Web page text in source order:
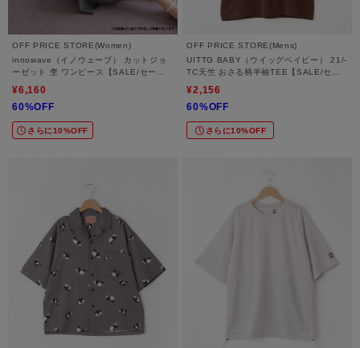
OFF PRICE STORE(Women)
innowave（イノウェーブ） カットジョ
ーゼット 杢 ワンピース【SALE/セール/
ンド/通勤】
¥6,160
60%OFF
さらに10%OFF
OFF PRICE STORE(Mens)
UITTG BABY（ウイッグベイビー） 21/-
TC天竺 おさる柄半袖TEE【SALE/セー
レンド/ユニセックス】
¥2,156
60%OFF
さらに10%OFF